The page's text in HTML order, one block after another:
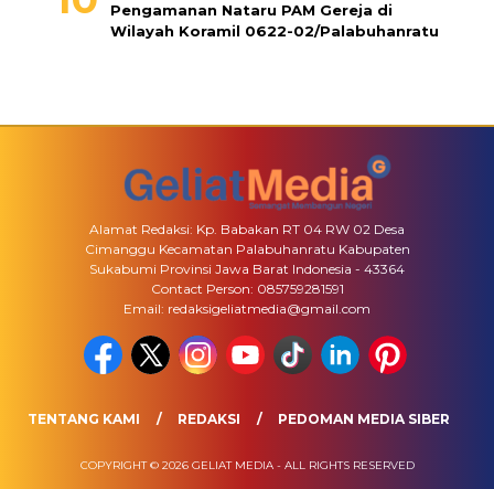
Pengamanan Nataru PAM Gereja di
Wilayah Koramil 0622-02/Palabuhanratu
Alamat Redaksi: Kp. Babakan RT 04 RW 02 Desa
Cimanggu Kecamatan Palabuhanratu Kabupaten
Sukabumi Provinsi Jawa Barat Indonesia - 43364
Contact Person: 085759281591
Email: redaksigeliatmedia@gmail.com
TENTANG KAMI REDAKSI PEDOMAN MEDIA SIBER
COPYRIGHT © 2026 GELIAT MEDIA - ALL RIGHTS RESERVED